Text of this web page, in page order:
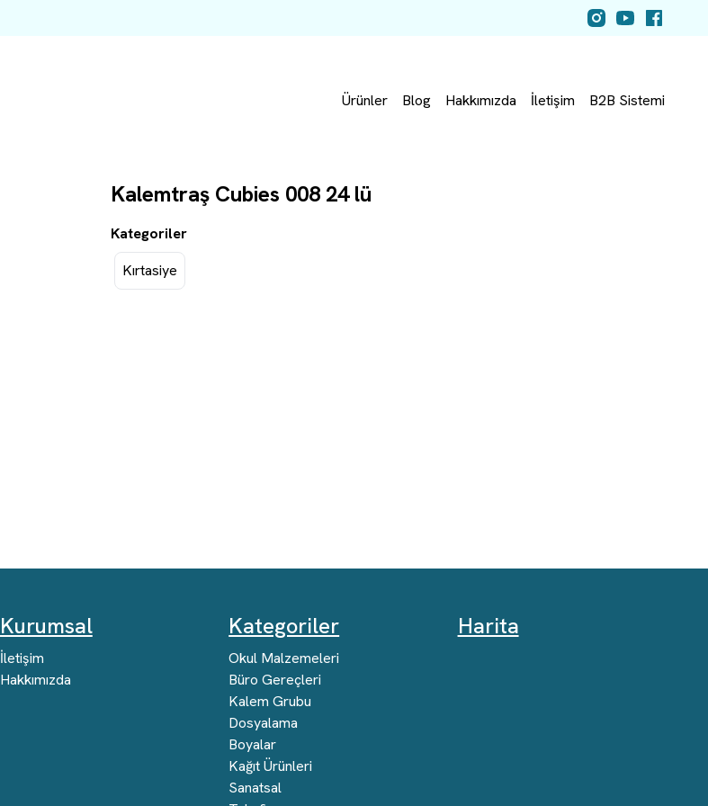
Ürünler Blog Hakkımızda İletişim B2B Sistemi
Kalemtraş Cubies 008 24 lü
Kategoriler
Kırtasiye
Kurumsal
İletişim
Hakkımızda
Kategoriler
Okul Malzemeleri
Büro Gereçleri
Kalem Grubu
Dosyalama
Boyalar
Kağıt Ürünleri
Sanatsal
Harita